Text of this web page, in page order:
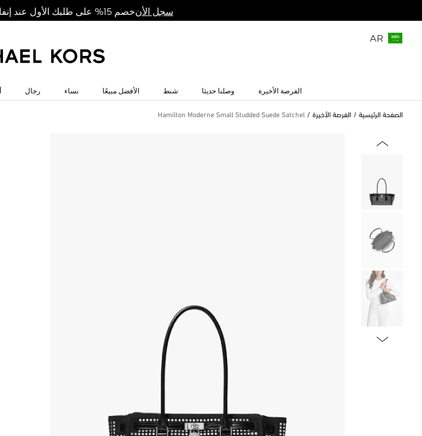
سجل الأنخصم 15% على طلبك الأول عند إنفاق 950 ريال سعودي: MKFIRST
AR
الفرصة الأخيرة وصلنا حديثا شنط الأفضل مبيعًا نساء رجال
الصفحة الرئيسية الفرصة الأخيرة Hamilton Moderne Small Studded Suede Satchel